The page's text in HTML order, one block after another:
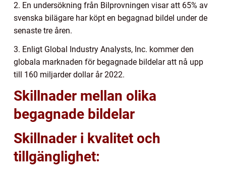
2. En undersökning från Bilprovningen visar att 65% av
svenska bilägare har köpt en begagnad bildel under de
senaste tre åren.
3. Enligt Global Industry Analysts, Inc. kommer den
globala marknaden för begagnade bildelar att nå upp
till 160 miljarder dollar år 2022.
Skillnader mellan olika
begagnade bildelar
Skillnader i kvalitet och
tillgänglighet: